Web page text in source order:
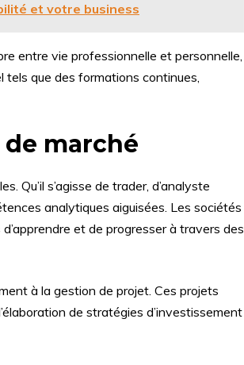
et votre business
entre vie professionnelle et personnelle,
que des formations continues,
marché
Qu’il s’agisse de trader, d’analyste
analytiques aiguisées. Les sociétés
et de progresser à travers des
à la gestion de projet. Ces projets
de stratégies d’investissement